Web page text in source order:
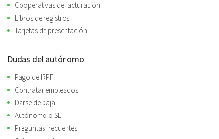
Cooperativas de facturación
Libros de registros
Tarjetas de presentación
Dudas del autónomo
Pago de IRPF
Contratar empleados
Darse de baja
Autónomo o SL
Preguntas frecuentes